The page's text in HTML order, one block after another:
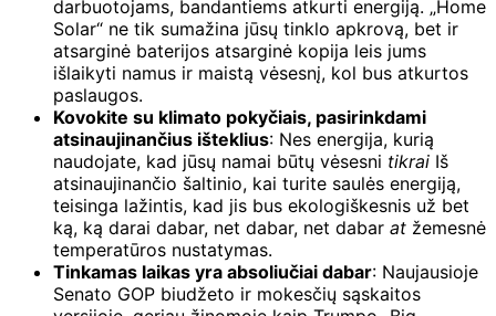
darbuotojams, bandantiems atkurti energiją. „Home
Solar“ ne tik sumažina jūsų tinklo apkrovą, bet ir
atsarginė baterijos atsarginė kopija leis jums
išlaikyti namus ir maistą vėsesnį, kol bus atkurtos
paslaugos.
Kovokite su klimato pokyčiais, pasirinkdami
atsinaujinančius išteklius: Nes energija, kurią
naudojate, kad jūsų namai būtų vėsesni tikrai Iš
atsinaujinančio šaltinio, kai turite saulės energiją,
teisinga lažintis, kad jis bus ekologiškesnis už bet
ką, ką darai dabar, net dabar, net dabar at žemesnė
temperatūros nustatymas.
Tinkamas laikas yra absoliučiai dabar: Naujausioje
Senato GOP biudžeto ir mokesčių sąskaitos